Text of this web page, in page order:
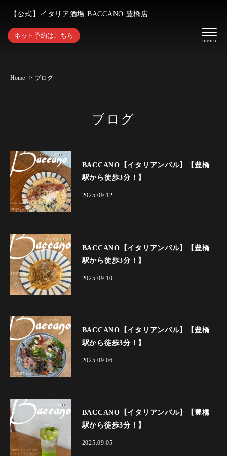
【公式】イタリア酒場 BACCANO 豊橋店
ネット予約はこちら
Home ブログ
ブログ
BACCANO【イタリアンバル】【豊橋
駅から徒歩3分！】
2025.09.12
BACCANO【イタリアンバル】【豊橋
駅から徒歩3分！】
2025.09.10
BACCANO【イタリアンバル】【豊橋
駅から徒歩3分！】
2025.09.06
BACCANO【イタリアンバル】【豊橋
駅から徒歩3分！】
2025.09.05